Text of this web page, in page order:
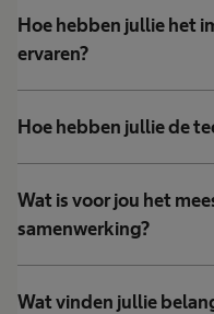
Hoe hebben jullie het
ervaren?
Hoe hebben jullie de
Wat is voor jou het
samenwerking?
Wat vinden jullie